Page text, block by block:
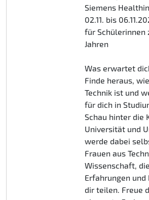
Siemens
02.11. bis
für Schülerinnen
Jahren
Was erwartet
Finde heraus,
Technik ist und
für dich in
Schau hinter die
Universität und
werde dabei
Frauen aus
Wissenschaft,
Erfahrungen
dir teilen. Freue